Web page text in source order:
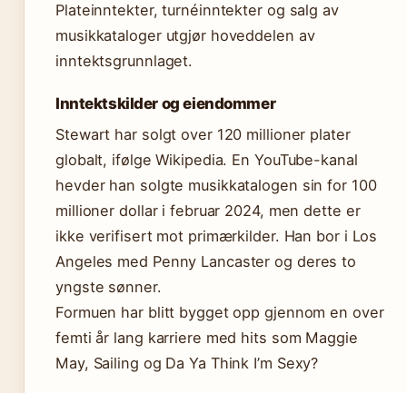
Plateinntekter, turnéinntekter og salg av
musikkataloger utgjør hoveddelen av
inntektsgrunnlaget.
Inntektskilder og eiendommer
Stewart har solgt over 120 millioner plater
globalt, ifølge Wikipedia. En YouTube-kanal
hevder han solgte musikkatalogen sin for 100
millioner dollar i februar 2024, men dette er
ikke verifisert mot primærkilder. Han bor i Los
Angeles med Penny Lancaster og deres to
yngste sønner.
Formuen har blitt bygget opp gjennom en over
femti år lang karriere med hits som Maggie
May, Sailing og Da Ya Think I’m Sexy?